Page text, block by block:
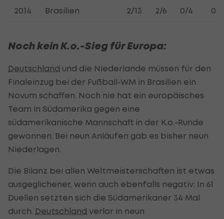
2014 Brasilien 2/13 2/6 0/4 0/5
Noch kein K.o.-Sieg für Europa:
Deutschland und die Niederlande müssen für den
Finaleinzug bei der Fußball-WM in Brasilien ein
Novum schaffen. Noch nie hat ein europäisches
Team in Südamerika gegen eine
südamerikanische Mannschaft in der K.o.-Runde
gewonnen. Bei neun Anläufen gab es bisher neun
Niederlagen.
Die Bilanz bei allen Weltmeisterschaften ist etwas
ausgeglichener, wenn auch ebenfalls negativ: In 61
Duellen setzten sich die Südamerikaner 34 Mal
durch. Deutschland verlor in neun